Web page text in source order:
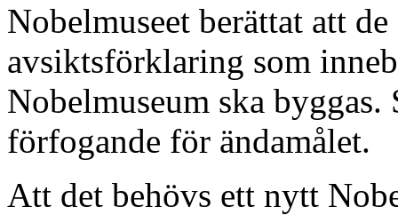
Nobelmuseet berättat att
avsiktsförklaring som
Nobelmuseum ska
förfogande för ändamålet.
Att det behövs ett nytt